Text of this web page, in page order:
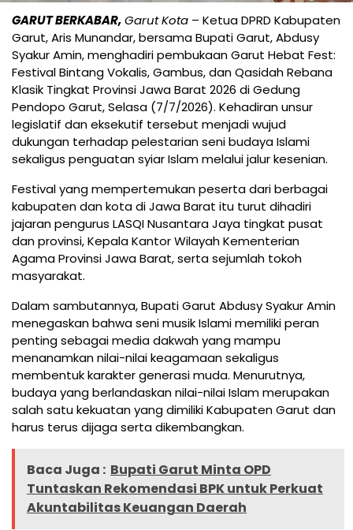
GARUT BERKABAR,Garut Kota – Ketua DPRD Kabupaten
Garut, Aris Munandar, bersama Bupati Garut, Abdusy
Syakur Amin, menghadiri pembukaan Garut Hebat Fest:
Festival Bintang Vokalis, Gambus, dan Qasidah Rebana
Klasik Tingkat Provinsi Jawa Barat 2026 di Gedung
Pendopo Garut, Selasa (7/7/2026). Kehadiran unsur
legislatif dan eksekutif tersebut menjadi wujud
dukungan terhadap pelestarian seni budaya Islami
sekaligus penguatan syiar Islam melalui jalur kesenian.
Festival yang mempertemukan peserta dari berbagai
kabupaten dan kota di Jawa Barat itu turut dihadiri
jajaran pengurus LASQI Nusantara Jaya tingkat pusat
dan provinsi, Kepala Kantor Wilayah Kementerian
Agama Provinsi Jawa Barat, serta sejumlah tokoh
masyarakat.
Dalam sambutannya, Bupati Garut Abdusy Syakur Amin
menegaskan bahwa seni musik Islami memiliki peran
penting sebagai media dakwah yang mampu
menanamkan nilai-nilai keagamaan sekaligus
membentuk karakter generasi muda. Menurutnya,
budaya yang berlandaskan nilai-nilai Islam merupakan
salah satu kekuatan yang dimiliki Kabupaten Garut dan
harus terus dijaga serta dikembangkan.
Baca Juga : Bupati Garut Minta OPD
Tuntaskan Rekomendasi BPK untuk Perkuat
Akuntabilitas Keuangan Daerah